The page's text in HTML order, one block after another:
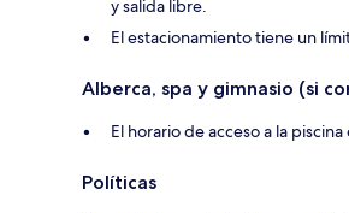
y salida libre.
El estacionamiento tiene un
Alberca, spa y gimnasio (si
El horario de acceso a la
Políticas